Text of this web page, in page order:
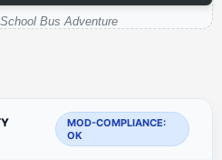
Bus Adventure
MOD-COMPLIANCE:
OK